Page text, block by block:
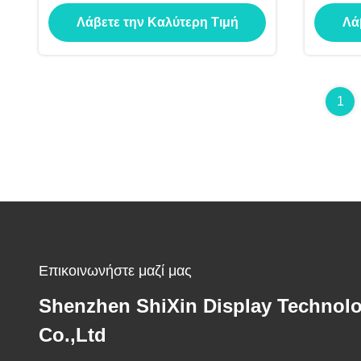
αυτοκίνητο IP65 αδιάβροχο
Λάβετε την Καλύτερη Τιμή
1
Επικοινωνήστε μαζί μας
Shenzhen ShiXin Display
Co.,Ltd